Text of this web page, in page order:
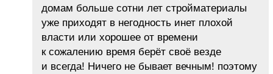
домам больше сотни лет стройматериалы
уже приходят в негодность инет плохой
власти или хорошее от времени
к сожалению время берёт своё везде
и всегда! Ничего не бывает вечным! поэтому